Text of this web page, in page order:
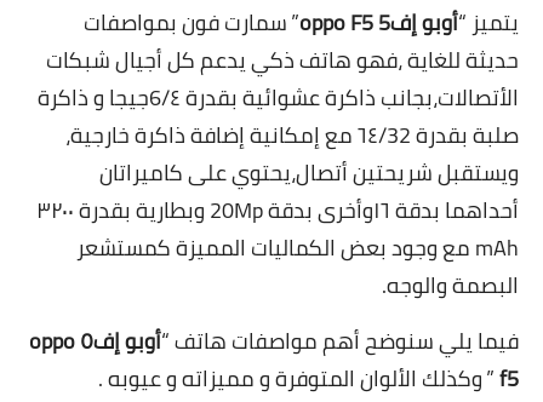
يتميز “أوبو إف5 oppo F5” سمارت فون بمواصفات
حديثة للغاية ،فھو ھاتف ذكي يدعم كل أجيال شبكات
الأتصالات،بجانب ذاكرة عشوائية بقدرة 6/٤جيجا و ذاكرة
صلبة بقدرة ٦٤/32 مع إمكانية إضافة ذاكرة خارجية،
ويستقبل شريحتين أتصال،يحتوي على كاميراتان
أحداھما بدقة ١٦و
أخرى بدقة 20Mp و
بطارية بقدرة ٣٢٠٠
mAh مع وجود بعض الكماليات المميزة كمستشعر
البصمة والوجه.
فيما يلي سنوضح أھم مواصفات ھاتف “أوبو إف٥ oppo
f5” وكذلك الألوان المتوفرة و مميزاته و عيوبه .